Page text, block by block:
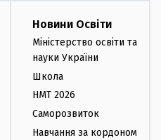
Новини Освіти
Міністерство освіти та
науки України
Школа
НМТ 2026
Саморозвиток
Навчання за кордоном